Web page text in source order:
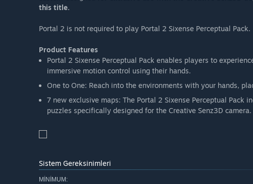
this title.
Portal 2 is not required to play Portal 2 Sixense Perceptual Pack.
Product Features
Portal 2 Sixense Perceptual Pack enables players to
immersive motion control using their hands.
One to One: Reach into the environments with your hands,
7 new exclusive maps: The Portal 2 Sixense Perceptual Pack
puzzles specifically designed for the Creative Senz3D camera.
Sistem Gereksinimleri
MINIMUM: